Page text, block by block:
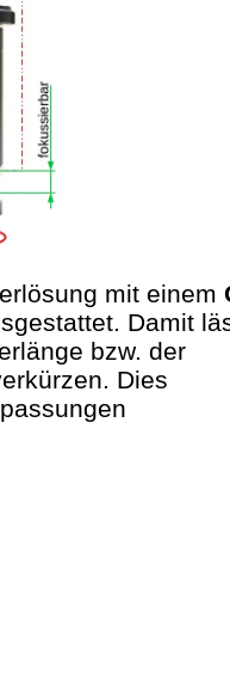
mit einem
Damit
bzw. der
Dies